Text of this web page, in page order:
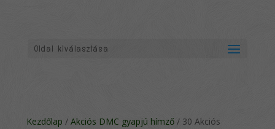
Oldal kiválasztása
Kezdőlap /Akciós DMC gyapjú hímző / 30 Akciós